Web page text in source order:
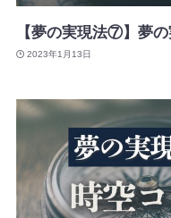
【夢の実現法⑦】夢
2023年1月13日